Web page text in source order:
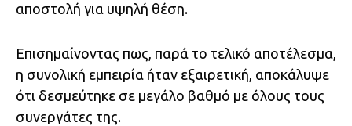
αποστολή για υψηλή θέση.
Επισημαίνοντας πως, παρά το τελικό αποτέλεσμα,
η συνολική εμπειρία ήταν εξαιρετική, αποκάλυψε
ότι δεσμεύτηκε σε μεγάλο βαθμό με όλους τους
συνεργάτες της.